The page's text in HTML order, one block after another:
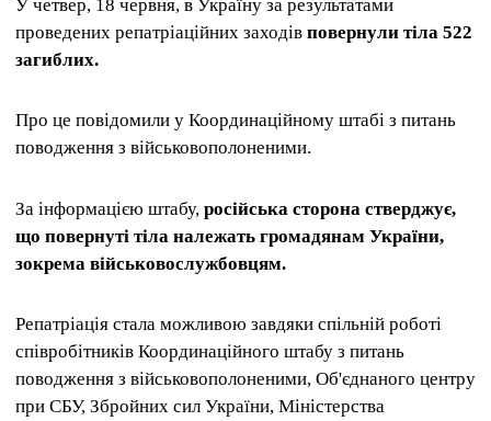
У четвер, 18 червня, в Україну за результатами
проведених репатріаційних заходів повернули тіла 522
загиблих.
Про це повідомили у Координаційному штабі з питань
поводження з військовополоненими.
За інформацією штабу, російська сторона стверджує,
що повернуті тіла належать громадянам України,
зокрема військовослужбовцям.
Репатріація стала можливою завдяки спільній роботі
співробітників Координаційного штабу з питань
поводження з військовополоненими, Об'єднаного центру
при СБУ, Збройних сил України, Міністерства